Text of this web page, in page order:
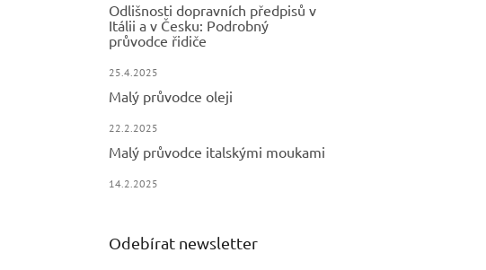
Odlišnosti dopravních předpisů v
Itálii a v Česku: Podrobný
průvodce řidiče
25.4.2025
Malý průvodce oleji
22.2.2025
Malý průvodce italskými moukami
14.2.2025
Odebírat newsletter